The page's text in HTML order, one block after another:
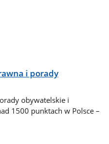
i porady
obywatelskie i
1500 punktach w Polsce –